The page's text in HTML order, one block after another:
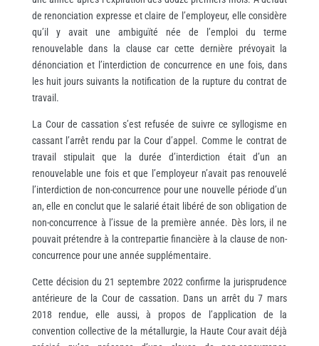
de renonciation expresse et claire de l’employeur, elle considère
qu’il y avait une ambiguïté née de l’emploi du terme
renouvelable dans la clause car cette dernière prévoyait la
dénonciation et l’interdiction de concurrence en une fois, dans
les huit jours suivants la notification de la rupture du contrat de
travail.
La Cour de cassation s’est refusée de suivre ce syllogisme en
cassant l’arrêt rendu par la Cour d’appel. Comme le contrat de
travail stipulait que la durée d’interdiction était d’un an
renouvelable une fois et que l’employeur n’avait pas renouvelé
l’interdiction de non-concurrence pour une nouvelle période d’un
an, elle en conclut que le salarié était libéré de son obligation de
non-concurrence à l’issue de la première année. Dès lors, il ne
pouvait prétendre à la contrepartie financière à la clause de non-
concurrence pour une année supplémentaire.
Cette décision du 21 septembre 2022 confirme la jurisprudence
antérieure de la Cour de cassation. Dans un arrêt du 7 mars
2018 rendue, elle aussi, à propos de l’application de la
convention collective de la métallurgie, la Haute Cour avait déjà